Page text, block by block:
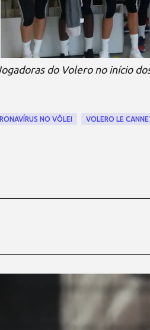
do Volero no início
NO VÔLEI VOLERO LE